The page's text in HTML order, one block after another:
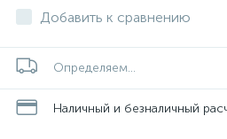
Добавить к сравнению
Определяем...
Наличный и безналичный